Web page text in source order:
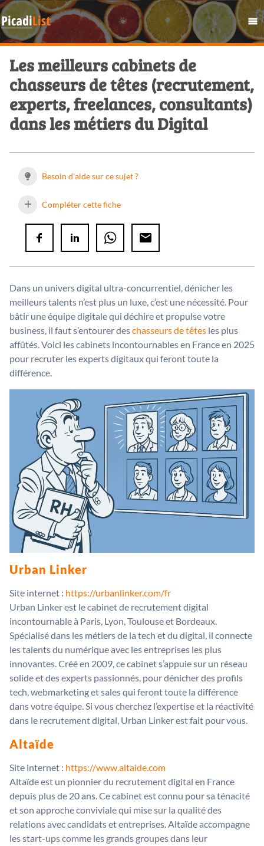
Les meilleurs cabinets de
chasseurs de têtes (recrutement,
experts, freelances, consultants)
dans les métiers du Digital
Besoin d'aide sur ce sujet ?
Compléter cette fiche
Dans un univers digital ultra-concurrentiel, dénicher les
meilleurs talents n’est plus un luxe, c’est une nécessité. Pour
bâtir une équipe digitale qui déchire et propulse votre
business, il faut s’entourer deschasseurs de têtes les plus
affûtés. Voici les cabinets incontournables en France en 2025
pour recruter les experts digitaux qui feront toute la
différence.
Urban Linker
Site internet : https://urbanlinker.com/fr
Urban Linker est le cabinet de recrutement digital
incontournable à Paris, Lyon, Toulouse et Bordeaux.
Spécialisé dans les métiers de la tech et du digital, il connecte
les talents du numérique avec les entreprises les plus
innovantes. Créé en 2009, ce cabinet s’appuie sur un réseau
solide et des experts passionnés, pour dénicher des profils
tech, webmarketing et sales qui feront toute la différence
dans votre équipe. Si vous cherchez l’expertise et la réactivité
dans le recrutement digital, Urban Linker est fait pour vous.
Altaïde
Site internet : https://www.altaide.com
Altaïde est un pionnier du recrutement digital en France
depuis plus de 20 ans. Ce cabinet est connu pour sa ténacité
et son approche conviviale qui mise sur la qualité des
relations avec candidats et entreprises. Altaïde accompagne
les start-ups comme les grands groupes dans leur